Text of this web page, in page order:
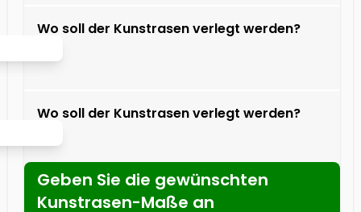
Wo soll der Kunstrasen verlegt werden?
Wo soll der Kunstrasen verlegt werden?
Geben Sie die gewünschten
Kunstrasen-Maße an